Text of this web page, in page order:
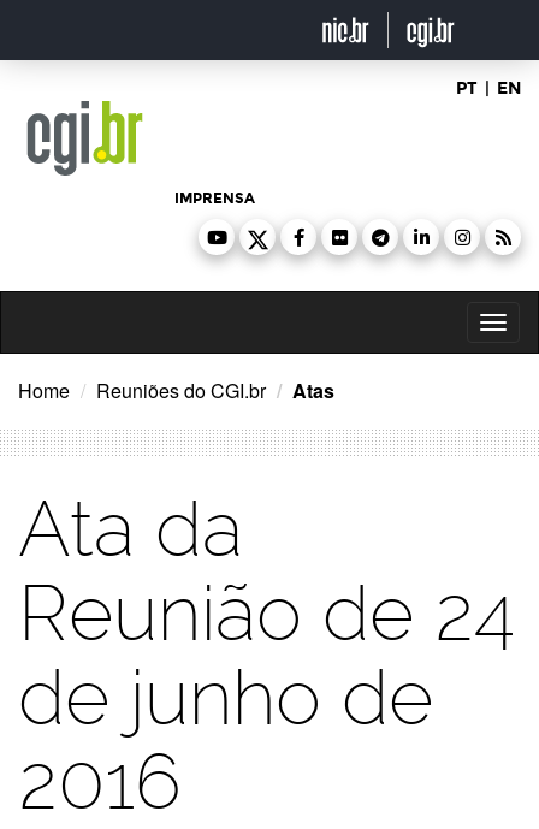
o
PT | EN
IMPRENSA
Home Reuniões do CGI.br Atas
Ata da
Reunião de 24
de junho de
2016